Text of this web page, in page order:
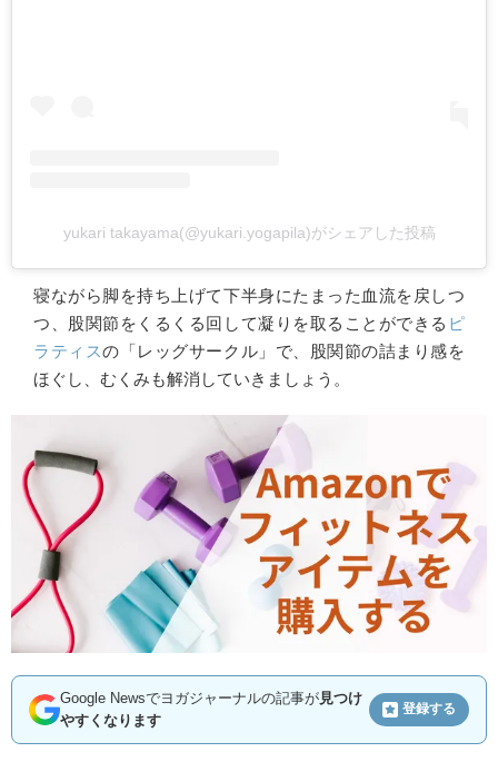
yukari takayama(@yukari.yogapila)がシェアした投稿
寝ながら脚を持ち上げて下半身にたまった血流を戻しつ
つ、股関節をくるくる回して凝りを取ることができる ピ
ラティスの「レッグサークル」で、股関節の詰まり感を
ほぐし、むくみも解消していきましょう。
Google Newsでヨガジャーナルの記事が見つけ
やすくなります
登録する